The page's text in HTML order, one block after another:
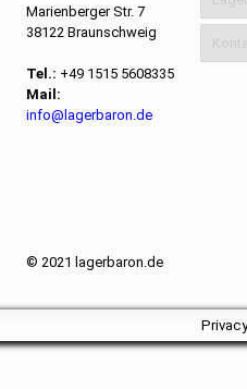
Marienberger Str. 7
38122 Braunschweig
Tel.: +49 1515 5608335
Mail:
info@lagerbaron.de
© 2021 lagerbaron.de